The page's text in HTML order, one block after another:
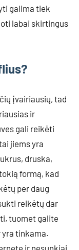
galima tiek
labai skirtingus
įvairiausių, tad
ir
gali reikėti
jiems yra
druska,
formą, kad
per daug
reikėtų dar
tuomet galite
tinkama.
ir nesunkiai